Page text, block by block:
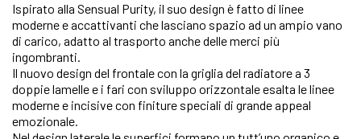
Ispirato alla Sensual Purity, il suo design è fatto di linee
moderne e accattivanti che lasciano spazio ad un ampio vano
di carico, adatto al trasporto anche delle merci più
ingombranti.
Il nuovo design del frontale con la griglia del radiatore a 3
doppie lamelle e i fari con sviluppo orizzontale esalta le linee
moderne e incisive con finiture speciali di grande appeal
emozionale.